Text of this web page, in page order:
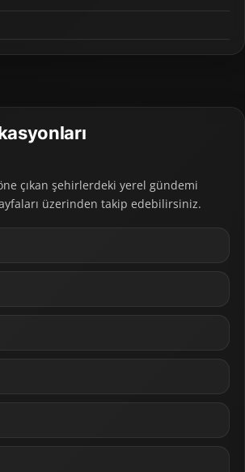
çıkan şehirlerdeki yerel gündemi
üzerinden takip edebilirsiniz.